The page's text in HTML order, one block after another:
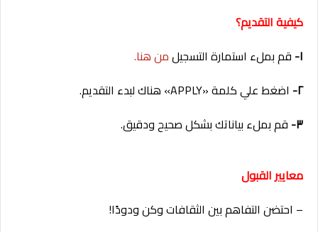
كيفية التقديم؟
١- قم بملء استمارة التسجيلمن هنا.
٢- اضغط علي كلمة «APPLY» هناك لبدء التقديم.
٣- قم بملء بياناتك بشكل صحيح ودقيق.
معايير القبول
– احتضن التفاهم بين الثقافات وكن ودودًا!